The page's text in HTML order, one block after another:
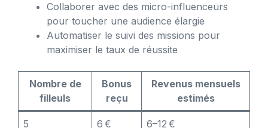
Collaborer avec des micro-influenceurs
pour toucher une audience élargie
Automatiser le suivi des missions pour
maximiser le taux de réussite
Nombre de
filleuls
Bonus
reçu
Revenus mensuels
estimés
5 6 € 6–12 €